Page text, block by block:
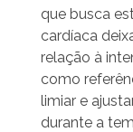
que busca
cardíaca
relação à
como
limiar e
durante a